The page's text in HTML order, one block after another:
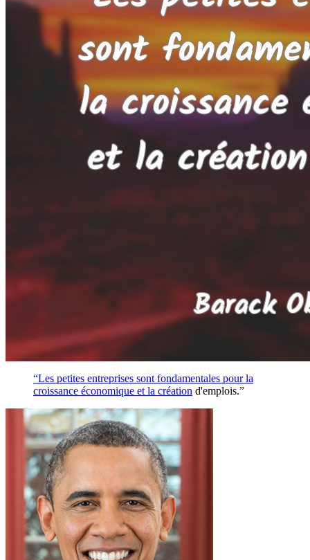
“Les petites entreprises sont fondamentales pour la
croissance économique et la création d'emplois.”